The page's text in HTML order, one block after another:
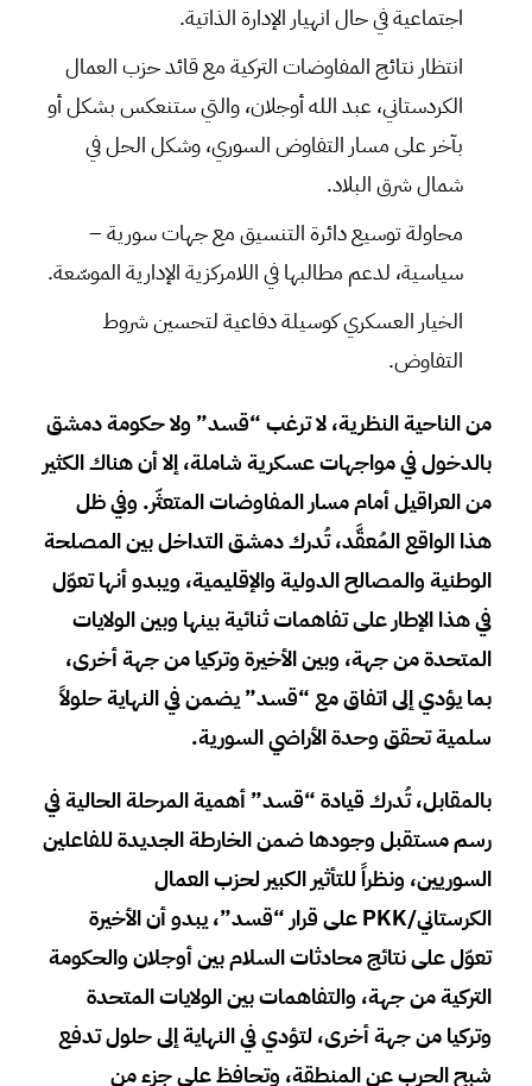
اجتماعية في حال انهيار الإدارة الذاتية.
انتظار نتائج المفاوضات التركية مع قائد حزب العمال
الكردستاني، عبد الله أوجلان، والتي ستنعكس بشكل أو
بآخر على مسار التفاوض السوري، وشكل الحل في
شمال شرق البلاد.
محاولة توسيع دائرة التنسيق مع جهات سورية –
سياسية، لدعم مطالبها في اللامركزية الإدارية الموسّعة.
الخيار العسكري كوسيلة دفاعية لتحسين شروط
التفاوض.
من الناحية النظرية، لا ترغب “قسد” ولا حكومة دمشق
بالدخول في مواجهات عسكرية شاملة، إلا أن هناك الكثير
من العراقيل أمام مسار المفاوضات المتعثّر. وفي ظل
هذا الواقع المُعقَّد، تُدرك دمشق التداخل بين المصلحة
الوطنية والمصالح الدولية والإقليمية، ويبدو أنها تعوّل
في هذا الإطار على تفاهمات ثنائية بينها وبين الولايات
المتحدة من جهة، وبين الأخيرة وتركيا من جهة أخرى،
بما يؤدي إلى اتفاق مع “قسد” يضمن في النهاية حلولاً
سلمية تحقق وحدة الأراضي السورية.
بالمقابل، تُدرك قيادة “قسد” أهمية المرحلة الحالية في
رسم مستقبل وجودها ضمن الخارطة الجديدة للفاعلين
السوريين، ونظراً للتأثير الكبير لحزب العمال
الكرستاني/PKKعلى قرار “قسد”، يبدو أن الأخيرة
تعوّل على نتائج محادثات السلام بين أوجلان والحكومة
التركية من جهة، والتفاهمات بين الولايات المتحدة
وتركيا من جهة أخرى، لتؤدي في النهاية إلى حلول تدفع
شبح الحرب عن المنطقة، وتحافظ على جزء من